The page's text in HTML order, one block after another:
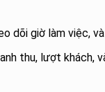
dõi giờ làm việc,
thu, lượt khách,